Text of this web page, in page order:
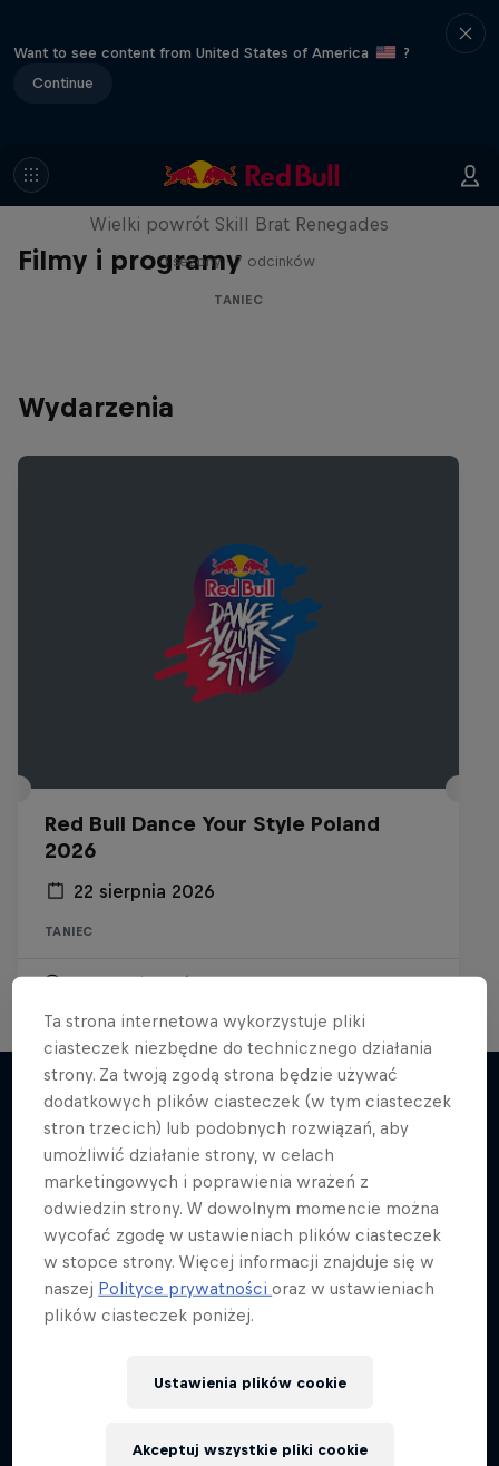
Want to see content from United States of America
?
Continue
Filmy i programy
The Break Boys
Wielki powrót Skill Brat Renegades
1 sezony · 7 odcinków
TANIEC
Wydarzenia
Red Bull Dance Your Style Poland
2026
22 sierpnia 2026
TANIEC
Wydarzenie wkrótce
Więcej podobnych
Ta strona internetowa wykorzystuje pliki
ciasteczek niezbędne do technicznego działania
strony. Za twoją zgodą strona będzie używać
dodatkowych plików ciasteczek (w tym ciasteczek
stron trzecich) lub podobnych rozwiązań, aby
umożliwić działanie strony, w celach
marketingowych i poprawienia wrażeń z
odwiedzin strony. W dowolnym momencie można
wycofać zgodę w ustawieniach plików ciasteczek
w stopce strony. Więcej informacji znajduje się w
naszej Polityce prywatnościoraz w ustawieniach
plików ciasteczek poniżej.
Ustawienia plików cookie
Akceptuj wszystkie pliki cookie